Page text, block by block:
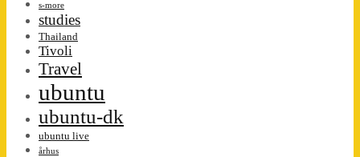
s-more
studies
Thailand
Tivoli
Travel
ubuntu
ubuntu-dk
ubuntu live
århus